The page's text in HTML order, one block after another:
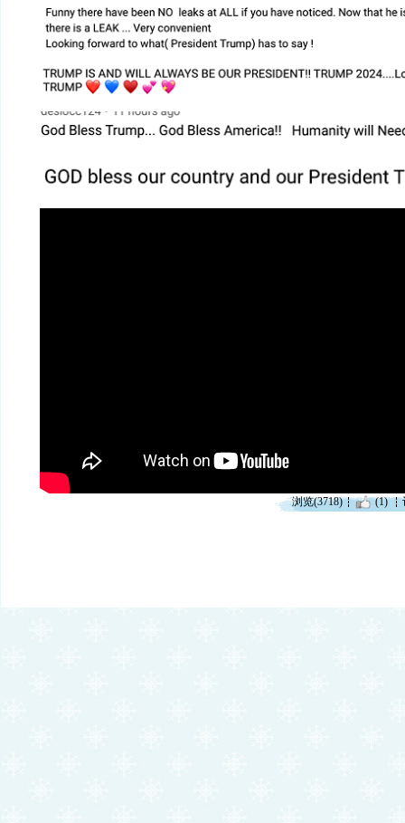
浏览(3718) (1)